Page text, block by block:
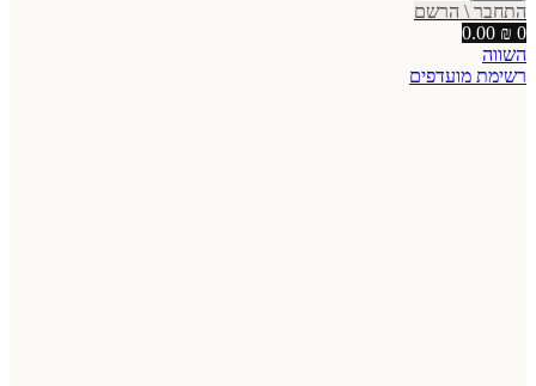
התחבר \ הרשם
0
0.00 ₪
השווה
רשימת מועדפים